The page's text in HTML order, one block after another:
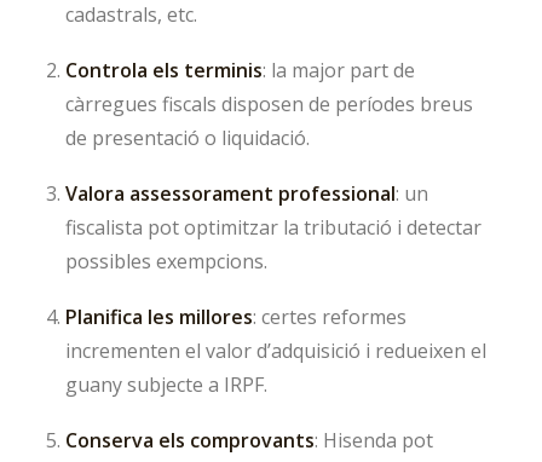
cadastrals, etc.
Controla els terminis: la major part de
càrregues fiscals disposen de períodes breus
de presentació o liquidació.
Valora assessorament professional: un
fiscalista pot optimitzar la tributació i detectar
possibles exempcions.
Planifica les millores: certes reformes
incrementen el valor d’adquisició i redueixen el
guany subjecte a IRPF.
Conserva els comprovants: Hisenda pot